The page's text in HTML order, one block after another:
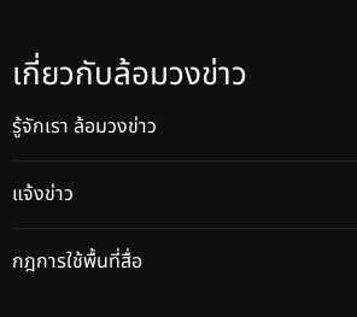
เกี่ยวกับล้อมวงข่าว
รู้จักเรา ล้อมวงข่าว
แจ้งข่าว
กฎการใช้พื้นที่สื่อ